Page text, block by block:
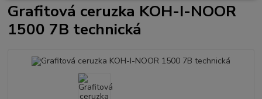
Grafitová ceruzka KOH-I-NOOR
1500 7B technická